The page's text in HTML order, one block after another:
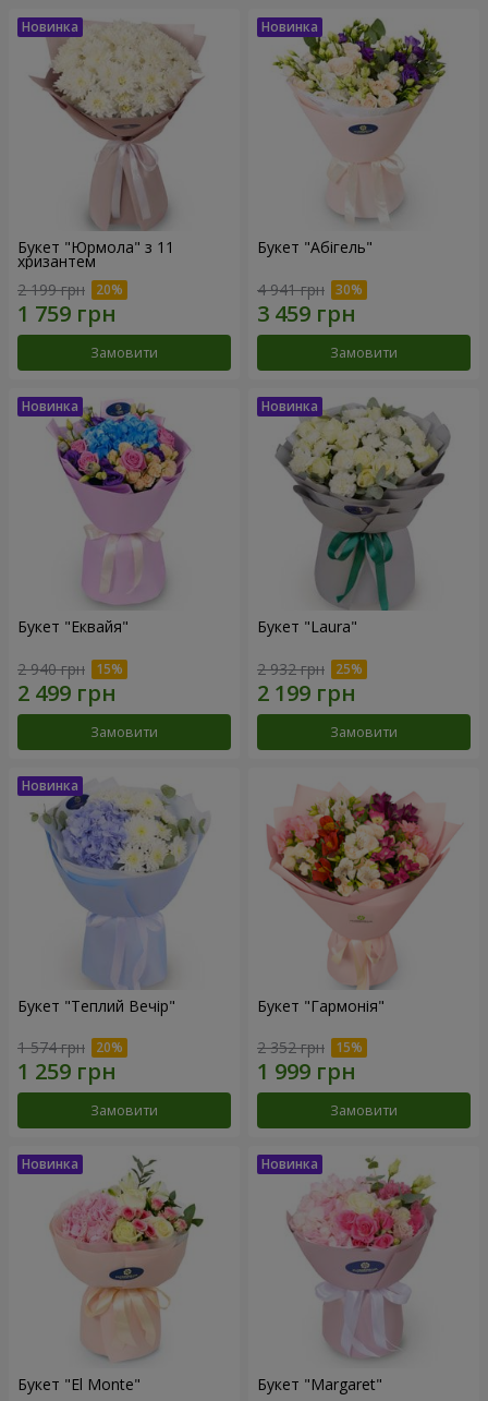
Букет "Юрмола" з 11
хризантем
2 199 грн
Замовити
Букет "Абігель"
4 941 грн
Замовити
Букет "Еквайя"
2 940 грн
Замовити
Букет "Laura"
2 932 грн
Замовити
Букет "Теплий Вечір"
1 574 грн
Замовити
Букет "Гармонія"
2 352 грн
Замовити
Букет "El Monte" Букет "Margaret"